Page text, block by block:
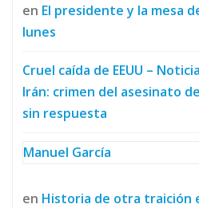
en El presidente y la mesa
lunes
Cruel caída de EEUU –
Irán: crimen del asesinato
sin respuesta
Manuel García
en Historia de otra traición